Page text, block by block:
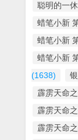
聪明的一休
蜡笔小新
蜡笔小新
蜡笔小新
(1638)
霹雳天命
霹雳天命
霹雳天命